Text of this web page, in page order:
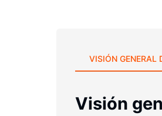
VISIÓN GENERAL
Visión